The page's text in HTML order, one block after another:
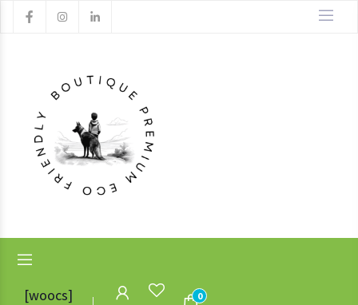
[woocs] 0